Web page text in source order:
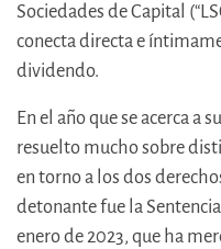
Sociedades de Capital
conecta directa e
dividendo.
En el año que se acerca a
resuelto mucho sobre
en torno a los dos
detonante fue la
enero de 2023, que ha